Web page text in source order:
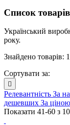
Список
Український
року.
Знайдено товарів:
Сортувати за:

Релевантність За
дешевших За
Показати 41-60 з